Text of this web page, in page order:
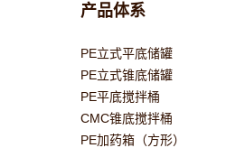
产品体系
PE立式平底储罐
PE立式锥底储罐
PE平底搅拌桶
CMC锥底搅拌桶
PE加药箱（方形）